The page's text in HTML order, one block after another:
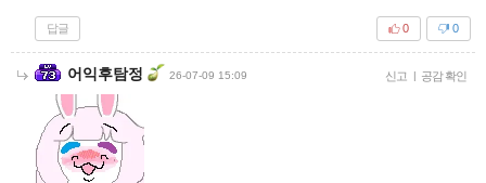
답글 0
0
어익후탐정 26-07-09 15:09 신고 | 공감 확인